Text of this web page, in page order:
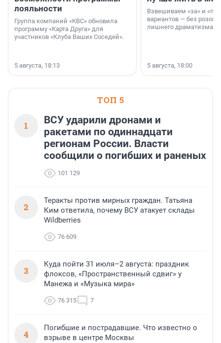
лояльности
Группа компаний «КВС» обновила
программу «Карта Друга» для
участников «Клуба Ваших Соседей».
5 августа, 18:13
Взвешиваем «за» и
вариантов — без
лишнего драматизма.
5 августа, 18:00
ТОП 5
1
ВСУ ударили дронами и
ракетами по одиннадцати
регионам России. Власти
сообщили о погибших и раненых
101 129
2
Теракты против мирных граждан. Татьяна
Ким ответила, почему ВСУ атакует склады
Wildberries
76 609
3
Куда пойти 31 июля–2 августа: праздник
флоксов, «Пространственный сдвиг» у
Манежа и «Музыка мира»
76 315 7
4
Погибшие и пострадавшие. Что известно о
взрыве в центре Москвы